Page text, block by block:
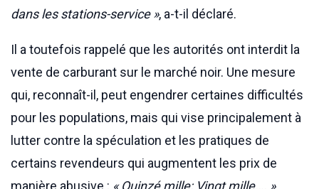
dans les stations-service », a-t-il déclaré.
Il a toutefois rappelé que les autorités ont interdit la
vente de carburant sur le marché noir. Une mesure
qui, reconnaît-il, peut engendrer certaines difficultés
pour les populations, mais qui vise principalement à
lutter contre la spéculation et les pratiques de
certains revendeurs qui augmentent les prix de
manière abusive : « Quinzé mille; Vingt mille…. »